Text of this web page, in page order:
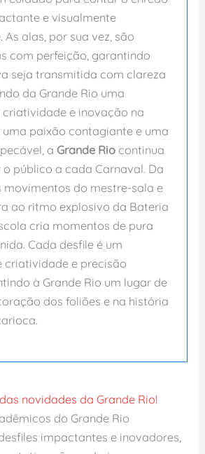
e visualmente
As alas, por sua vez, são
com perfeição, garantindo
seja transmitida com clareza
da Grande Rio uma
criatividade e inovação na
uma paixão contagiante e uma
a Grande Riocontinua
o público a cada Carnaval. Da
movimentos do mestre-sala e
ao ritmo explosivo da Bateria
cria momentos de pura
Cada desfile é um
criatividade e precisão
à Grande Rio um lugar de
dos foliões e na história
novidades da Grande Rio!
do Grande Rio
impactantes e inovadores,